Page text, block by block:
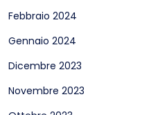
Febbraio 2024
Gennaio 2024
Dicembre 2023
Novembre 2023